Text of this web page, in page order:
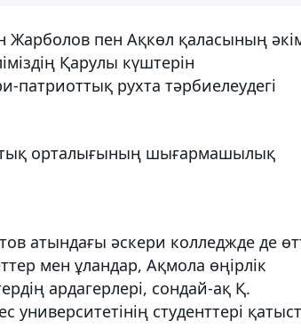
Жарболов пен Ақкөл қаласының
Қарулы күштерін
патриоттық рухта тәрбиелеудегі
орталығының шығармашылық
атындағы әскери колледжде де
мен ұландар, Ақмола өңірлік
ардагерлері, сондай-ақ Қ.
студенттері